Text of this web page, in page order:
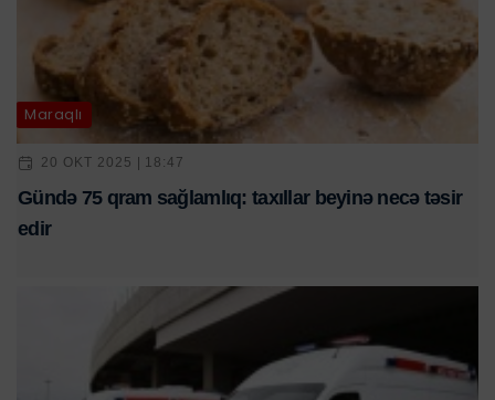
Maraqlı
20 OKT 2025 | 18:47
Gündə 75 qram sağlamlıq: taxıllar beyinə necə təsir
edir